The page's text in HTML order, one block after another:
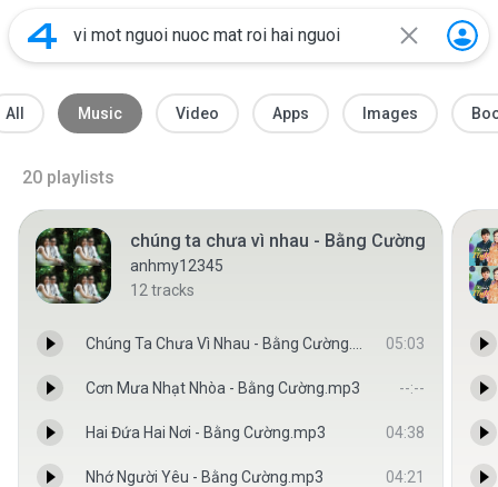
All Music Video Apps Images
20 playlists
chúng ta chưa vì nhau - Bằng Cường
anhmy12345
12 tracks
Chúng Ta Chưa Vì Nhau - Bằng Cường.mp3 05:03
Cơn Mưa Nhạt Nhòa - Bằng Cường.mp3 --:--
Hai Đứa Hai Nơi - Bằng Cường.mp3 04:38
Nhớ Người Yêu - Bằng Cường.mp3 04:21